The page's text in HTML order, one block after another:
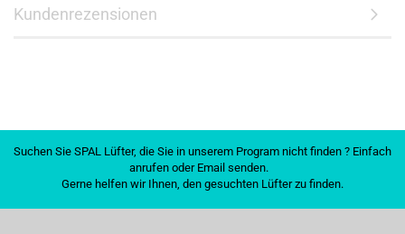
Kundenrezensionen
Suchen Sie SPAL Lüfter, die Sie in unserem Program nicht finden ? Einfach
anrufen oder Email senden.
Gerne helfen wir Ihnen, den gesuchten Lüfter zu finden.